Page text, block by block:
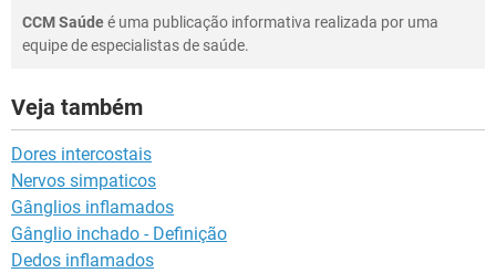
CCM Saúdeé uma publicação informativa realizada por uma
equipe de especialistas de saúde.
Veja também
Dores intercostais
Nervos simpaticos
Gânglios inflamados
Gânglio inchado - Definição
Dedos inflamados